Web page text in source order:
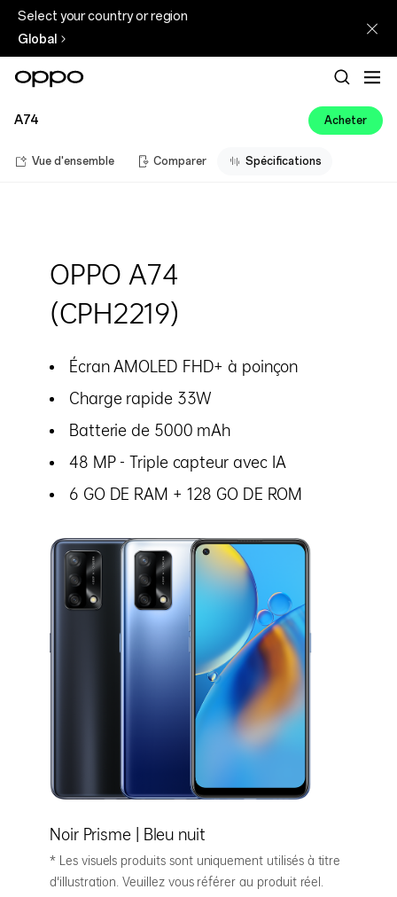
Select your country or region
Global
A74 Acheter
Vue d'ensemble Comparer Spécifications
OPPO A74
(CPH2219)
Écran AMOLED FHD+ à poinçon
Charge rapide 33W
Batterie de 5000 mAh
48 MP - Triple capteur avec IA
6 GO DE RAM + 128 GO DE ROM
Noir Prisme | Bleu nuit
* Les visuels produits sont uniquement utilisés à titre
d'illustration. Veuillez vous référer au produit réel.